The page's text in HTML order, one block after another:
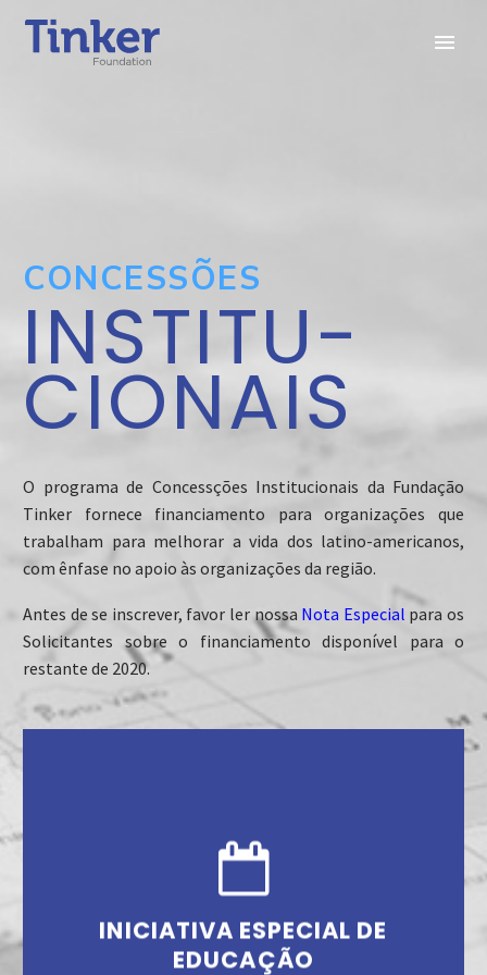
CONCESSÕES
INSTITU-
CIONAIS
O programa de Concessções Institucionais da Fundação
Tinker fornece financiamento para organizações que
trabalham para melhorar a vida dos latino-americanos,
com ênfase no apoio às organizações da região.
Antes de se inscrever, favor ler nossa Nota Especial para os
Solicitantes sobre o financiamento disponível para o
restante de 2020.
INICIATIVA ESPECIAL DE
EDUCAÇÃO
Término da carta consulta:
Prazo para apresentação da proposta completa
(apenas por convite):
14 de agosto de 2020 (requisitos modificados da